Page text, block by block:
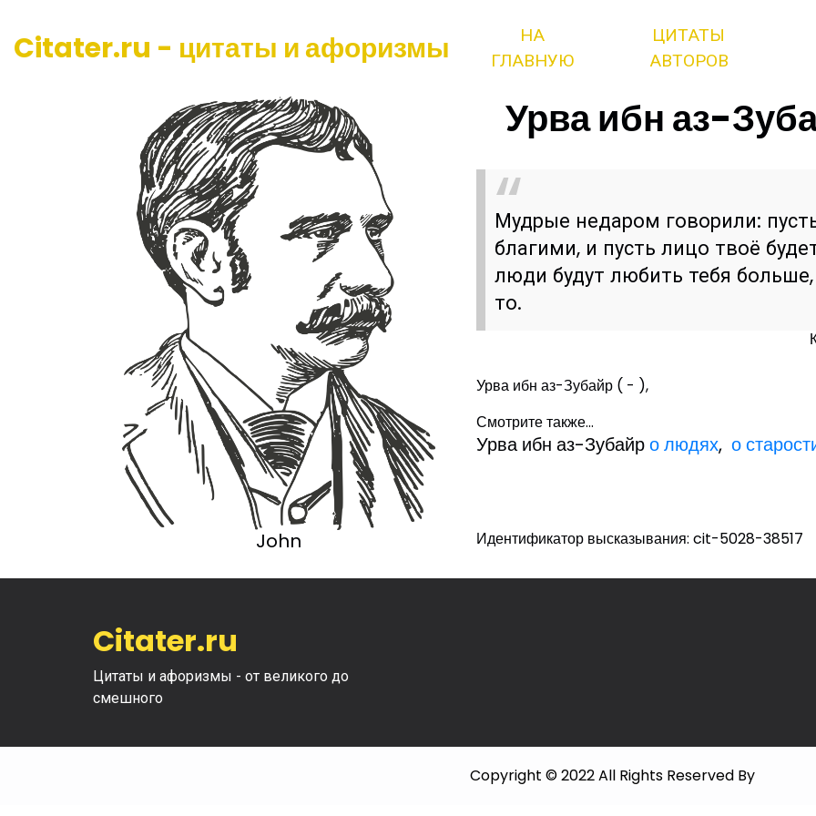
Citater.ru - цитаты и афоризмы
НА
ГЛАВНУЮ
ЦИТАТЫ
АВТОРОВ
John
Урва ибн аз-
Мудрые недаром говорили:
благими, и пусть лицо твоё
люди будут любить тебя
то.
Урва ибн аз-Зубайр ( - ),
Смотрите также...
Урва ибн аз-Зубайро людях,о
Идентификатор высказывания: cit-5028-38517
Citater.ru
Цитаты и афоризмы - от великого до
смешного
Copyright © 2022 All Rights Reserved By